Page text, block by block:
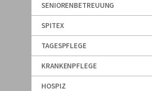
SENIORENBETREUUNG
SPITEX
TAGESPFLEGE
KRANKENPFLEGE
HOSPIZ